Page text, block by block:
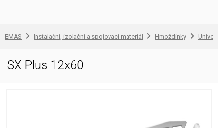
EMAS Instalační, izolační a spojovací materiál Hmoždinky
SX Plus 12x60